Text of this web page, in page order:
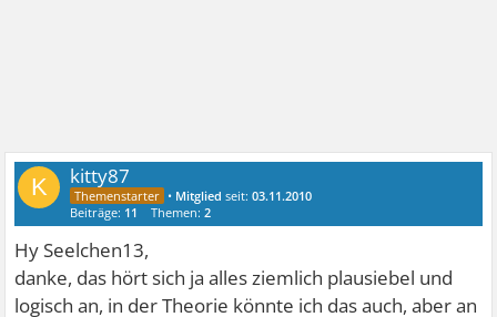
K kitty87
• Mitglied seit:03.11.2010
Beiträge: 11 Themen:2
Hy Seelchen13,
danke, das hört sich ja alles ziemlich plausiebel und
logisch an, in der Theorie könnte ich das auch, aber an